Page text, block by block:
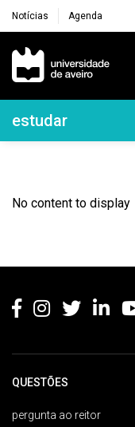
Notícias Agenda
Navegação
Navegação
estudar
No content to display
QUESTÕES
pergunta ao reitor